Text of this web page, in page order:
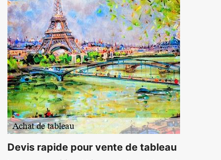
Devis rapide pour vente de tableau